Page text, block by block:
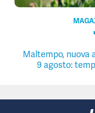
Maltempo, nuova
9 agosto: